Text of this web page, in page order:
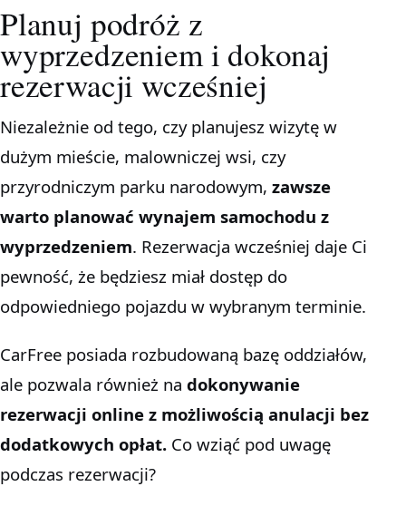
Planuj podróż z
wyprzedzeniem i dokonaj
rezerwacji wcześniej
Niezależnie od tego, czy planujesz wizytę w
dużym mieście, malowniczej wsi, czy
przyrodniczym parku narodowym, zawsze
warto planować wynajem samochodu z
wyprzedzeniem. Rezerwacja wcześniej daje Ci
pewność, że będziesz miał dostęp do
odpowiedniego pojazdu w wybranym terminie.
CarFree posiada rozbudowaną bazę oddziałów,
ale pozwala również na dokonywanie
rezerwacji online z możliwością anulacji bez
dodatkowych opłat. Co wziąć pod uwagę
podczas rezerwacji?